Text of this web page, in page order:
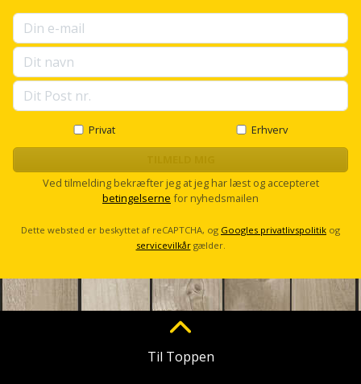
Lofttrapper
Murbinder
Murpap
murfolie
Mursten
Plastlister
Rumdeler
Kniv
og
hobbykniv
Koben
Kridtsnor
Lærlingesæt
Landmålerstok
Målebånd
Dyksav
Excentersliber
Excenterslibertilbehør
Fedtsprøjte
Flamingoskærer
Flisevibrator
Forlængerledning
Vertikalskærer
/
mosfjerner
Vinduesvasker
have
Fuglefoderhus
Garderobe
opbevaring
Gummibåd
kajak
r
u
p
s
e
l
l
o
Privat Erhverv
Ved tilmelding bekræfter jeg at jeg har læst og accepteret
betingelserne for nyhedsmailen
Dette websted er beskyttet af reCAPTCHA, og Googles privatlivspolitik og
servicevilkårgælder.
Til Toppen